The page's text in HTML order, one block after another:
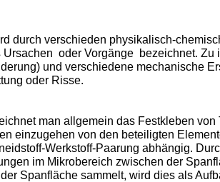
durch verschieden physikalisch-
oder Vorgänge bezeichnet. Zu
und verschiedene mechanische
oder Risse.
man allgemein das Festkleben
einzugehen von den beteiligten
Werkstoff-Paarung abhängig.
im Mikrobereich zwischen der
Spanfläche sammelt, wird dies als